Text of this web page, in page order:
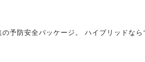
予防安全パッケージ。 ハイブリッドなら